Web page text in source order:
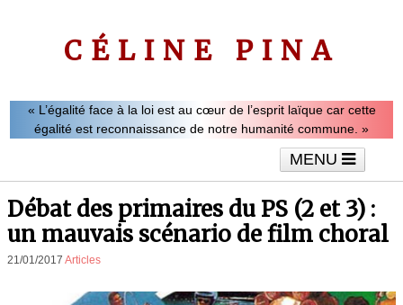
CÉLINE PINA
« L’égalité face à la loi est au cœur de l’esprit laïque car cette
égalité est reconnaissance de notre humanité commune. »
MENU
Interviews Vidéos Articles
Débat des primaires du PS (2 et 3) :
un mauvais scénario de film choral
21/01/2017 Articles